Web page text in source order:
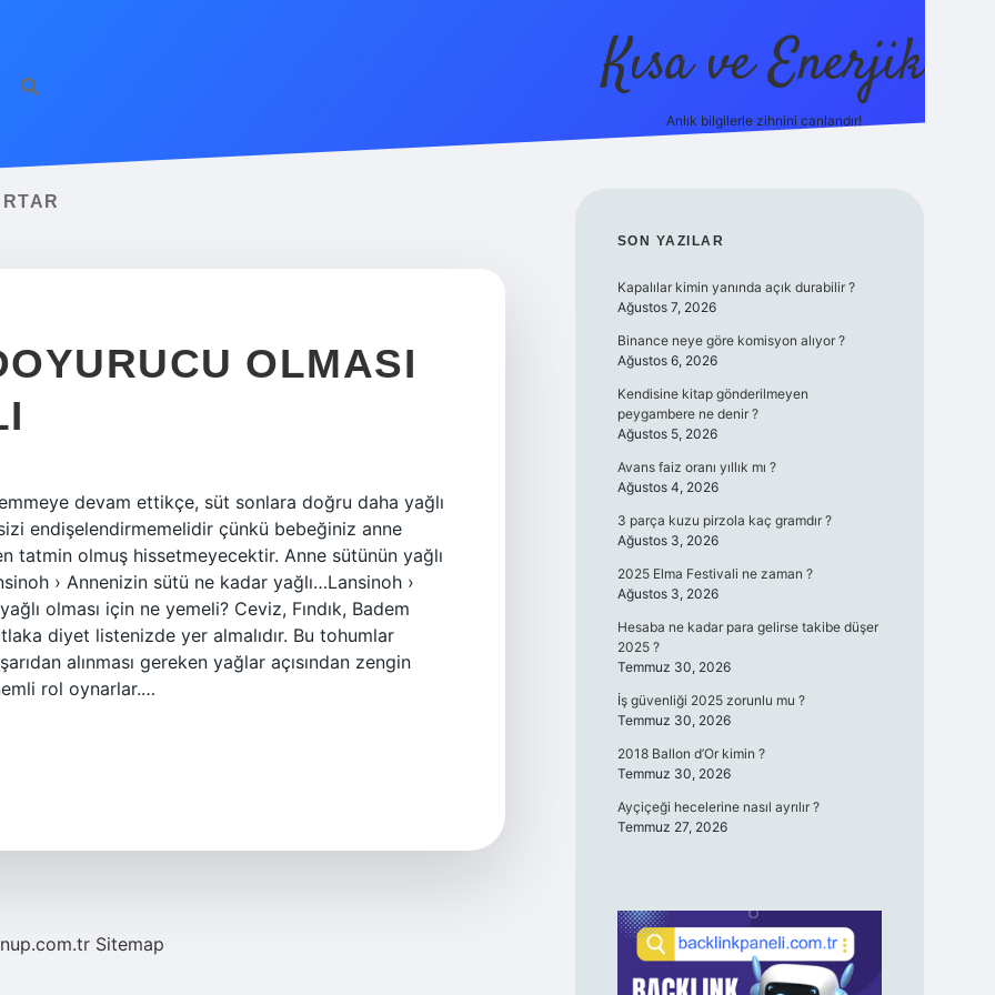
Kısa ve Enerjik
Anlık bilgilerle zihnini canlandır!
OLMASI
devam ettikçe, süt sonlara doğru daha yağlı
endişelendirmemelidir çünkü bebeğiniz anne
tatmin olmuş hissetmeyecektir. Anne sütünün yağlı
› Annenizin sütü ne kadar yağlı…Lansinoh ›
olması için ne yemeli? Ceviz, Fındık, Badem
diyet listenizde yer almalıdır. Bu tohumlar
alınması gereken yağlar açısından zengin
rol oynarlar.…
Sitemap
SIDEBAR
SON YAZILAR
Kapalılar kimin yanında açık durabilir ?
Ağustos 7, 2026
Binance neye göre komisyon alıyor ?
Ağustos 6, 2026
Kendisine kitap gönderilmeyen
peygambere ne denir ?
Ağustos 5, 2026
Avans faiz oranı yıllık mı ?
Ağustos 4, 2026
3 parça kuzu pirzola kaç gramdır ?
Ağustos 3, 2026
2025 Elma Festivali ne zaman ?
Ağustos 3, 2026
Hesaba ne kadar para gelirse takibe düşer
2025 ?
Temmuz 30, 2026
İş güvenliği 2025 zorunlu mu ?
Temmuz 30, 2026
2018 Ballon d’Or kimin ?
Temmuz 30, 2026
Ayçiçeği hecelerine nasıl ayrılır ?
Temmuz 27, 2026